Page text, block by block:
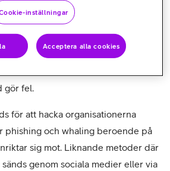
faktiskt lyder uppmaningen och
risk. Vid kontakt med de
och organisationerna blir
gör fel.
för att hacka organisationerna
phishing och whaling beroende på
sig mot. Liknande metoder där
genom sociala medier eller via
inställningar
Acceptera alla cookies